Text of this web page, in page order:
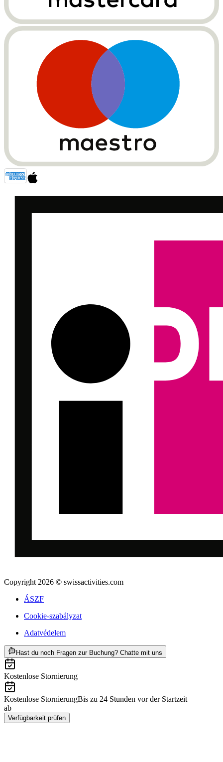
Copyright 2026 © swissactivities.com
ÁSZF
Cookie-szabályzat
Adatvédelem
Hast du noch Fragen zur Buchung? Chatte mit uns
Kostenlose Stornierung
Kostenlose StornierungBis zu 24 Stunden vor der Startzeit
ab
Verfügbarkeit prüfen